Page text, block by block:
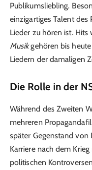
Publikumsliebling.
einzigartiges Talent des
Lieder zu hören ist. Hits
Musikgehören bis
Liedern der damaligen
Die Rolle in der
Während des Zweiten
mehreren
später Gegenstand von
Karriere nach dem
politischen